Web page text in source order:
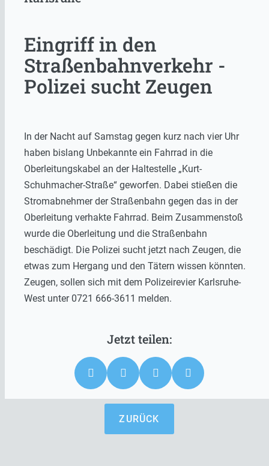
Eingriff in den
Straßenbahnverkehr -
Polizei sucht Zeugen
In der Nacht auf Samstag gegen kurz nach vier Uhr
haben bislang Unbekannte ein Fahrrad in die
Oberleitungskabel an der Haltestelle „Kurt-
Schuhmacher-Straße“ geworfen. Dabei stießen die
Stromabnehmer der Straßenbahn gegen das in der
Oberleitung verhakte Fahrrad. Beim Zusammenstoß
wurde die Oberleitung und die Straßenbahn
beschädigt. Die Polizei sucht jetzt nach Zeugen, die
etwas zum Hergang und den Tätern wissen könnten.
Zeugen, sollen sich mit dem Polizeirevier Karlsruhe-
West unter 0721 666-3611 melden.
ZURÜCK